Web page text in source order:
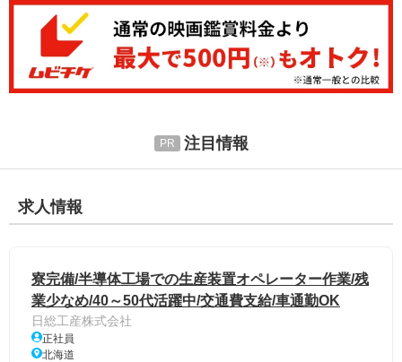
注目情報
求人情報
寮完備/半導体工場での生産装置オペレーター作業/残
業少なめ/40～50代活躍中/交通費支給/車通勤OK
日総工産株式会社
正社員
北海道